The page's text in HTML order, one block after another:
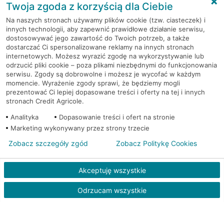
Warszawa, Puławska 427
Warszawa, Puławska 73/75
Warszawa, Racławicka 125
Warszawa, Rembielińska 7
Warszawa, Rondo Daszyńskiego 2
Warszawa, Rondo Ignacego Daszyńskiego 2a
Warszawa, Rondo Ignacego Daszyńskiego 2a
Twoja zgoda z korzyścią dla Ciebie
Na naszych stronach używamy plików cookie (tzw. ciasteczek) i
innych technologii, aby zapewnić prawidłowe działanie serwisu,
dostosowywać jego zawartość do Twoich potrzeb, a także
dostarczać Ci spersonalizowane reklamy na innych stronach
internetowych. Możesz wyrazić zgodę na wykorzystywanie lub
odrzucić pliki cookie – poza plikami niezbędnymi do funkcjonowania
serwisu. Zgody są dobrowolne i możesz je wycofać w każdym
momencie. Wyrażenie zgody sprawi, że będziemy mogli
prezentować Ci lepiej dopasowane treści i oferty na tej i innych
stronach Credit Agricole.
Analityka
Dopasowanie treści i ofert na stronie
Marketing wykonywany przez strony trzecie
Akceptuję wszystkie
Odrzucam wszystkie
Zobacz szczegóły zgód Zobacz Politykę Cookies